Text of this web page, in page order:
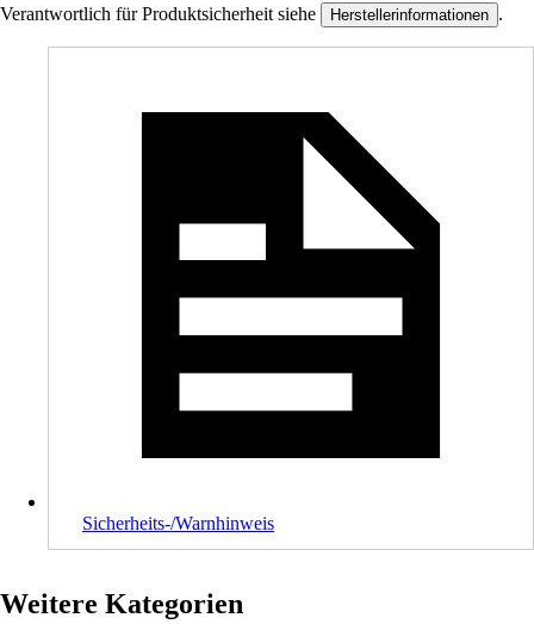
Verantwortlich für Produktsicherheit siehe Herstellerinformationen .
Sicherheits-/Warnhinweis
Weitere Kategorien